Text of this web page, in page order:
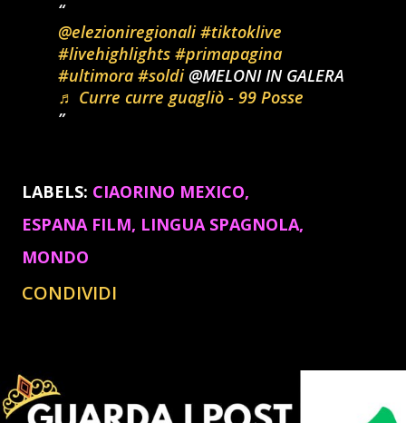
@elezioniregionali #tiktoklive
#livehighlights #primapagina
#ultimora #soldi@MELONI IN GALERA
♬ Curre curre guagliò - 99 Posse
LABELS: CIAORINO MEXICO
ESPANA FILM LINGUA SPAGNOLA
MONDO
CONDIVIDI